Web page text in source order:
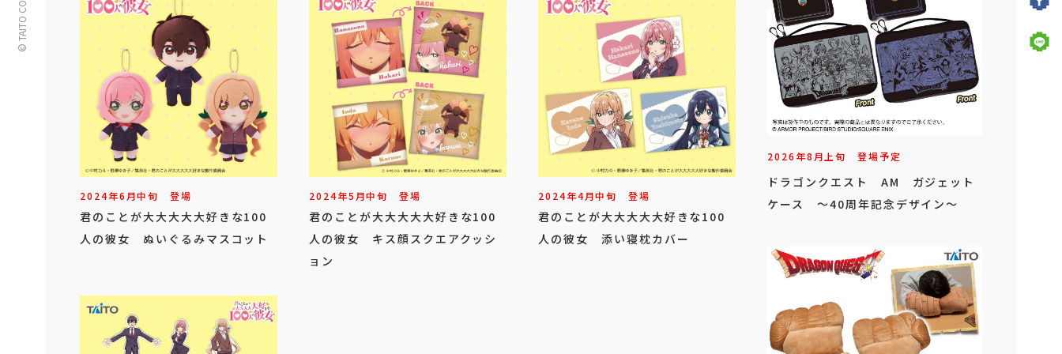
2024年6月中旬 登場
君のことが大大大大大好きな100
人の彼女 ぬいぐるみマスコット
2024年5月中旬 登場
君のことが大大大大大好きな100
人の彼女 キス顔スクエアクッシ
ョン
2024年4月中旬 登場
君のことが大大大大大好きな100
人の彼女 添い寝枕カバー
2026年8月上旬 登場予定
ドラゴンクエスト AM ガジェット
ケース ～40周年記念デザイン～